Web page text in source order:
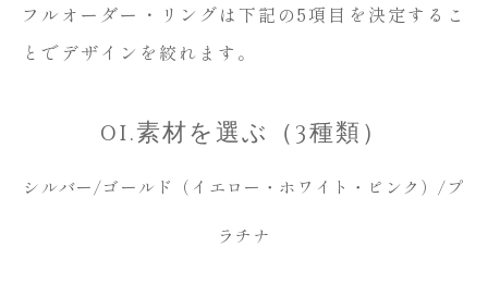
フルオーダー・リングは下記の5項目を決定するこ
とでデザインを絞れます。
01.素材を選ぶ（3種類）
シルバー/ゴールド（イエロー・ホワイト・ピンク）/プ
ラチナ